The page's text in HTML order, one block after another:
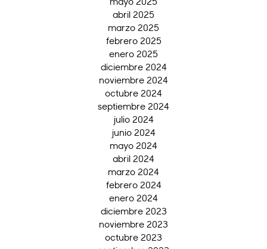
abril 2025
marzo 2025
febrero 2025
enero 2025
diciembre 2024
noviembre 2024
octubre 2024
septiembre 2024
julio 2024
junio 2024
mayo 2024
abril 2024
marzo 2024
febrero 2024
enero 2024
diciembre 2023
noviembre 2023
octubre 2023